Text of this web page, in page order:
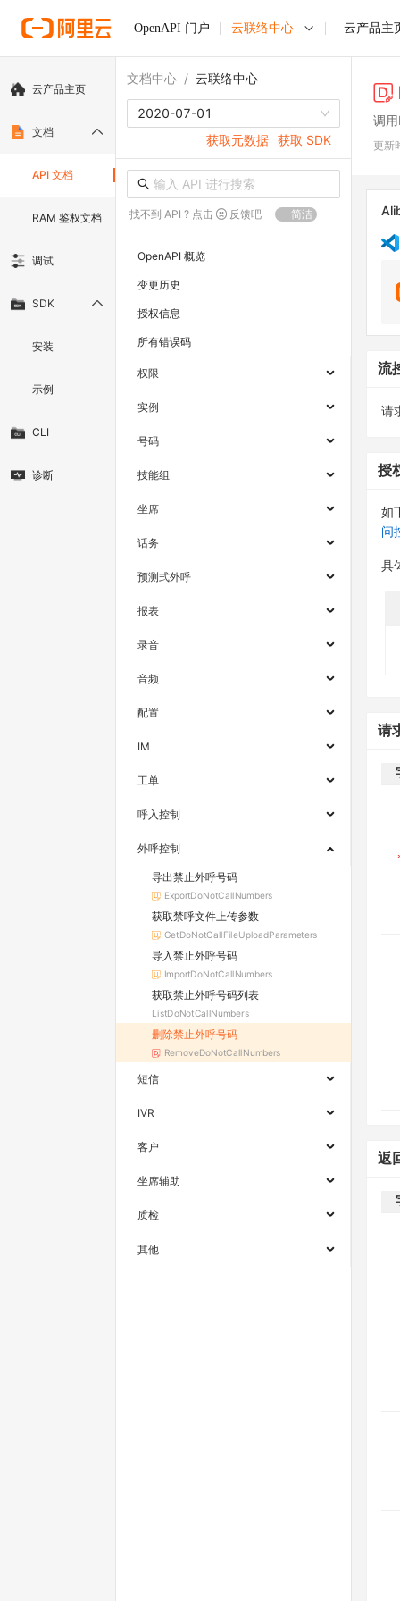
OpenAPI 门户 云联络中心 云产品主
云产品主页
文档
API 文档
RAM 鉴权文档
调试
SDK
安装
示例
CLI
诊断
文档中心 / 云联络中心
2020-07-01
获取元数据 获取 SDK
找不到 API ? 点击 反馈吧 简洁
OpenAPI 概览
变更历史
授权信息
所有错误码
权限
实例
号码
技能组
坐席
话务
预测式外呼
报表
录音
音频
配置
IM
工单
呼入控制
外呼控制
导出禁止外呼号码
ExportDoNotCallNumbers
获取禁呼文件上传参数
GetDoNotCallFileUploadParameters
导入禁止外呼号码
ImportDoNotCallNumbers
获取禁止外呼号码列表
ListDoNotCallNumbers
删除禁止外呼号码
RemoveDoNotCallNumbers
短信
IVR
客户
坐席辅助
质检
其他
调
更新
流
请
授
如
问
具
请
返